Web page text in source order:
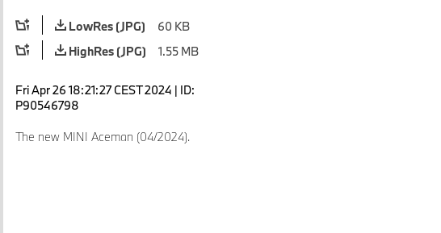
LowRes (JPG)
60 KB
HighRes (JPG)
1.55 MB
Fri Apr 26 18:21:27 CEST 2024 | ID:
P90546798
The new MINI Aceman (04/2024).